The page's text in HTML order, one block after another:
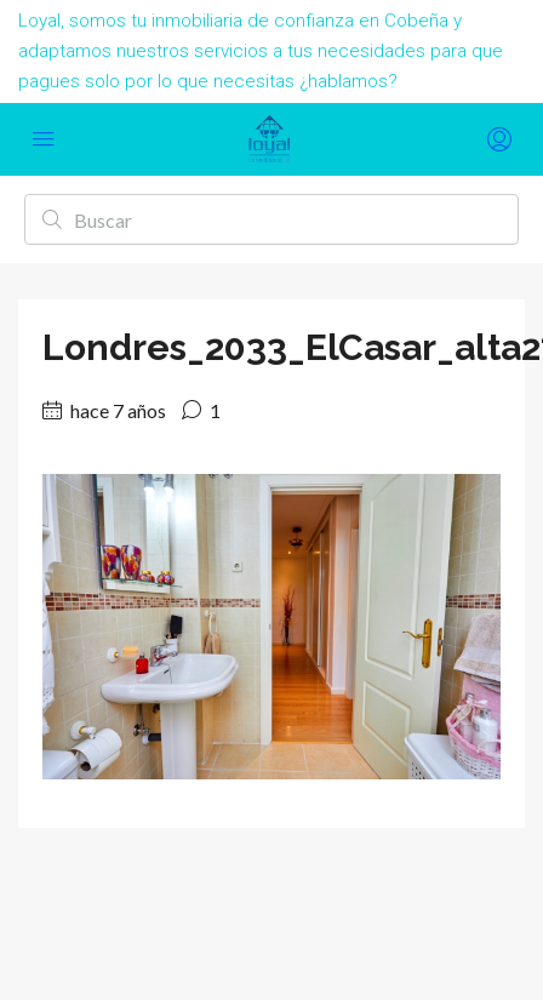
Loyal, somos tu inmobiliaria de confianza en Cobeña y
adaptamos nuestros servicios a tus necesidades para que
pagues solo por lo que necesitas ¿hablamos?
hace 7 años 1